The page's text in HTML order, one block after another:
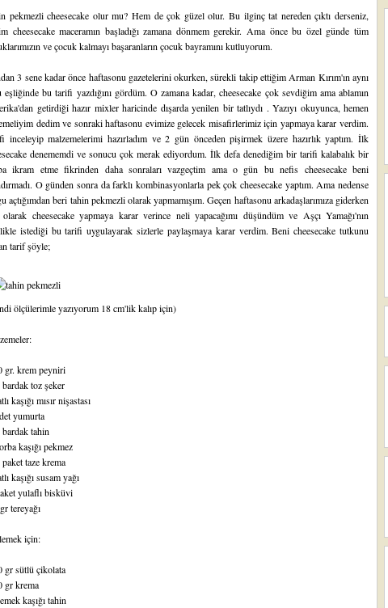
pekmezli cheesecake olur mu? Hem de çok güzel olur. Bu ilginç tat nereden çıktı derseniz,
cheesecake maceramın başladığı zamana dönmem gerekir. Ama önce bu özel günde tüm
ve çocuk kalmayı başaranların çocuk bayramını kutluyorum.
3 sene kadar önce haftasonu gazetelerini okurken, sürekli takip ettiğim Arman Kırım'ınaynı
eşliğinde bu tarifi yazdığını gördüm. O zamana kadar, cheesecake çok sevdiğim ama ablamın
getirdiği hazır mixler haricinde dışarda yenilen bir tatlıydı . Yazıyı okuyunca, hemen
dedim ve sonraki haftasonu evimize gelecek misafirlerimiz için yapmaya karar verdim.
inceleyip malzemelerimi hazırladım ve 2 gün önceden pişirmek üzere hazırlık yaptım. İlk
denememdi ve sonucu çok merak ediyordum. İlk defa denediğim bir tarifi kalabalık bir
ikram etme fikrinden daha sonraları vazgeçtim ama o gün bu nefis cheesecake beni
O günden sonra da farklı kombinasyonlarla pek çok cheesecake yaptım. Ama nedense
açtığımdan beri tahin pekmezli olarak yapmamışım. Geçen haftasonu arkadaşlarımıza giderken
olarak cheesecake yapmaya karar verince neli yapacağımı düşündüm ve Aşçı Yamağı'nın
istediği bu tarifi uygulayarak sizlerle paylaşmaya karar verdim. Beni cheesecake tutkunu
tarif şöyle;
ölçülerimle yazıyorum 18 cm'lik kalıp için)
gr. krem peyniri
toz şeker
kaşığı mısır nişastası
yumurta
tahin
kaşığı pekmez
taze krema
kaşığı susam yağı
yulaflı bisküvi
tereyağı
için:
gr sütlü çikolata
gr krema
kaşığı tahin